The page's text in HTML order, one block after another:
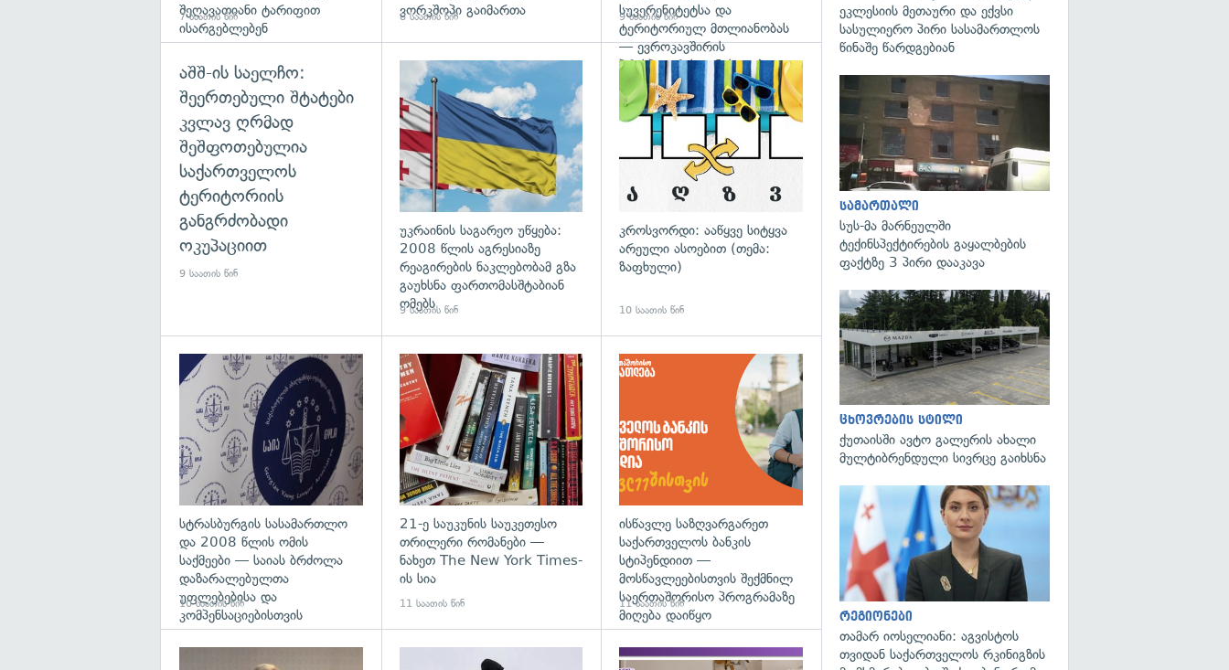
შეღავათიანი ტარიფით
ისარგებლებენ
7 საათის წინ
ვორკშოპი გაიმართა
8 საათის წინ
სუვერენიტეტსა და
ტერიტორიულ მთლიანობას
— ევროკავშირის
პრესპიკერის განცხადება
9 საათის წინ
აშშ-ის საელჩო:
შეერთებული შტატები
კვლავ ღრმად
შეშფოთებულია
საქართველოს
ტერიტორიის
განგრძობადი
ოკუპაციით
9 საათის წინ
გადახედვა
უკრაინის საგარეო უწყება:
2008 წლის აგრესიაზე
რეაგირების ნაკლებობამ გზა
გაუხსნა ფართომასშტაბიან
ომებს
9 საათის წინ
კროსვორდი: ააწყვე სიტყვა
არეული ასოებით (თემა:
ზაფხული)
10 საათის წინ
გადახედვა
სტრასბურგის სასამართლო
და 2008 წლის ომის
საქმეები — საიას ბრძოლა
დაზარალებულთა
უფლებებისა და
კომპენსაციებისთვის
10 საათის წინ
გადახედვა
21-ე საუკუნის საუკეთესო
თრილერი რომანები —
ნახეთ The New York Times-
ის სია
11 საათის წინ
ისწავლე საზღვარგარეთ
საქართველოს ბანკის
სტიპენდიით —
მოსწავლეებისთვის შექმნილ
საერთაშორისო პროგრამაზე
მიღება დაიწყო
11 საათის წინ
გადახედვა
ეკლესიის მეთაური და ექვსი
სასულიერო პირი სასამართლოს
წინაშე წარდგებიან
სამართალი
სუს-მა მარნეულში
ტექინსპექტირების გაყალბების
ფაქტზე 3 პირი დააკავა
ცხოვრების სტილი
ქუთაისში ავტო გალერის ახალი
მულტიბრენდული სივრცე გაიხსნა
რეგიონები
თამარ იოსელიანი: აგვისტოს
თვიდან საქართველოს რკინიგზის